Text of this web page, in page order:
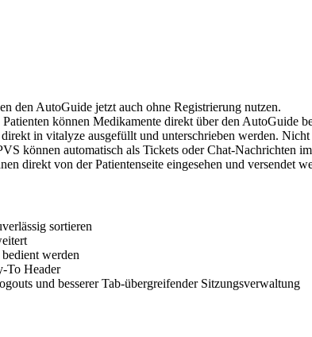
den AutoGuide jetzt auch ohne Registrierung nutzen.
Patienten können Medikamente direkt über den AutoGuide
in vitalyze ausgefüllt und unterschrieben werden.
können automatisch als Tickets oder Chat-Nachrichten
direkt von der Patientenseite eingesehen und versendet
sortieren
werden
To Header
und besserer Tab-übergreifender Sitzungsverwaltung